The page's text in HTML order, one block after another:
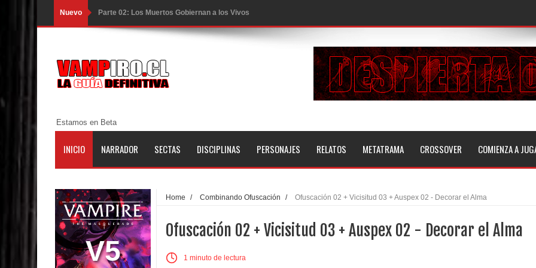
Nuevo Parte 02: Los Muertos Gobiernan a los Vivos
Parte 01: Escondido a Plena Luz
Parte 02: El Enemigo de mi Enemigo
Parte 06: Coletazos
Parte 02: Vuelve el Hijo Prodigo
Parte 01: El Comienzo
Parte 01: El Enemigo Interior
Exaltados y Muertos Vivientes
Estamos en Beta
INICIO NARRADOR SECTAS DISCIPLINAS PERSONAJES RELATOS METATRAMA CROSSOVER COMIENZA A
V5
Home / Combinando Ofuscación / Ofuscación 02 + Vicisitud 03 + Auspex 02 - Decorar el Alma
Ofuscación 02 + Vicisitud 03 + Auspex 02 - Decorar el Alma
1 minuto de lectura